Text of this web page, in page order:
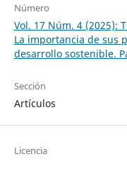
Número
Vol. 17 Núm. 4 (2025):
La importancia de sus
desarrollo sostenible.
Sección
Artículos
Licencia